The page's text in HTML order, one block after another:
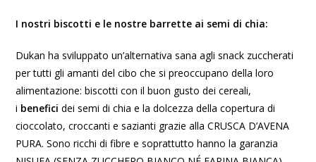
I nostri biscotti e le nostre barrette ai semi di chia:
Dukan ha sviluppato un’alternativa sana agli snack zuccherati
per tutti gli amanti del cibo che si preoccupano della loro
alimentazione: biscotti con il buon gusto dei cereali,
i benefici dei semi di chia e la dolcezza della copertura di
cioccolato, croccanti e sazianti grazie alla CRUSCA D’AVENA
PURA. Sono ricchi di fibre e soprattutto hanno la garanzia